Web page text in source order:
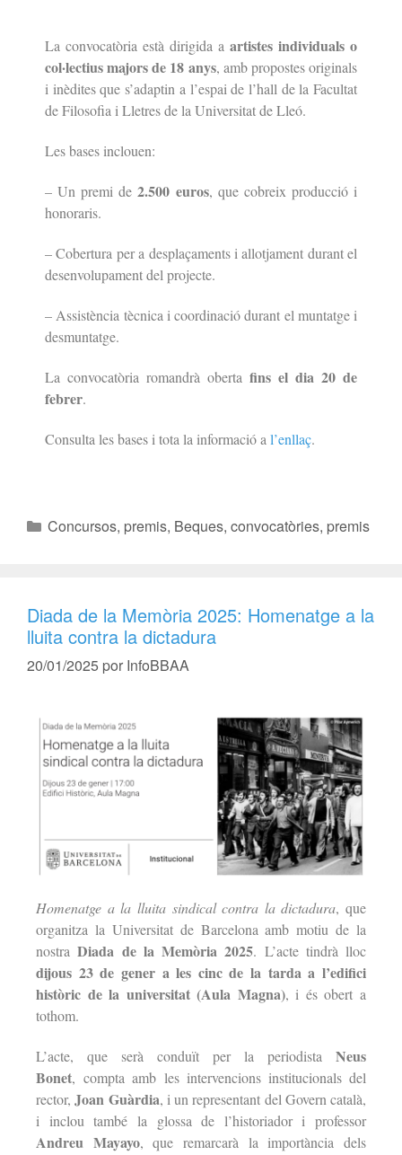
La convocatòria està dirigida a artistes individuals o
col·lectius majors de 18 anys, amb propostes originals
i inèdites que s’adaptin a l’espai de l’hall de la Facultat
de Filosofia i Lletres de la Universitat de Lleó.
Les bases inclouen:
– Un premi de 2.500 euros, que cobreix producció i
honoraris.
– Cobertura per a desplaçaments i allotjament durant el
desenvolupament del projecte.
– Assistència tècnica i coordinació durant el muntatge i
desmuntatge.
La convocatòria romandrà oberta fins el dia 20 de
febrer.
Consulta les bases i tota la informació al’enllaç.
Concursos, premis, Beques, convocatòries, premis
Diada de la Memòria 2025: Homenatge a la
lluita contra la dictadura
20/01/2025 por InfoBBAA
Homenatge a la lluita sindical contra la dictadura, que
organitza la Universitat de Barcelona amb motiu de la
nostraDiada de la Memòria 2025. L’acte tindrà lloc
dijous 23 de gener a les cinc de la tarda a l’edifici
històric de la universitat (Aula Magna), i és obert a
tothom.
L’acte, que serà conduït per la periodista Neus
Bonet, compta amb les intervencions institucionals del
rector,Joan Guàrdia, i un representant del Govern català,
i inclou també la glossa de l’historiador i professor
Andreu Mayayo, que remarcarà la importància dels